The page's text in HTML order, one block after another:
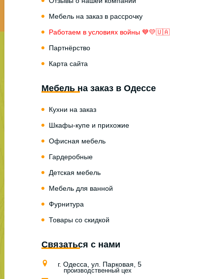
Мебель на заказ в рассрочку
Работаем в условиях войны 💙💛🇺🇦
Партнёрство
Карта сайта
Мебель на заказ в Одессе
Кухни на заказ
Шкафы-купе и прихожие
Офисная мебель
Гардеробные
Детская мебель
Мебель для ванной
Фурнитура
Товары со скидкой
Связаться с нами
г. Одесса, ул. Парковая, 5
производственный цех